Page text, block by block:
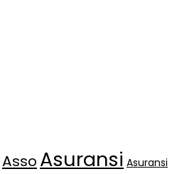
Asso Asuransi Asuransi